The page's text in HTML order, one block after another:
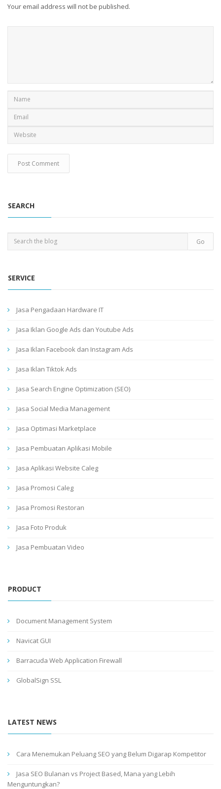
Your email address will not be published.
SEARCH
SERVICE
Jasa Pengadaan Hardware IT
Jasa Iklan Google Ads dan Youtube Ads
Jasa Iklan Facebook dan Instagram Ads
Jasa Iklan Tiktok Ads
Jasa Search Engine Optimization (SEO)
Jasa Social Media Management
Jasa Optimasi Marketplace
Jasa Pembuatan Aplikasi Mobile
Jasa Aplikasi Website Caleg
Jasa Promosi Caleg
Jasa Promosi Restoran
Jasa Foto Produk
Jasa Pembuatan Video
PRODUCT
Document Management System
Navicat GUI
Barracuda Web Application Firewall
GlobalSign SSL
LATEST NEWS
Cara Menemukan Peluang SEO yang Belum Digarap Kompetitor
Jasa SEO Bulanan vs Project Based, Mana yang Lebih
Menguntungkan?